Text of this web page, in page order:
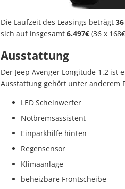
Die Laufzeit des Leasings beträgt
sich auf insgesamt 6.497€ (36 x
Ausstattung
Der Jeep Avenger Longitude 1.2 ist
Ausstattung gehört unter anderem
LED Scheinwerfer
Notbremsassistent
Einparkhilfe hinten
Regensensor
Klimaanlage
beheizbare Frontscheibe